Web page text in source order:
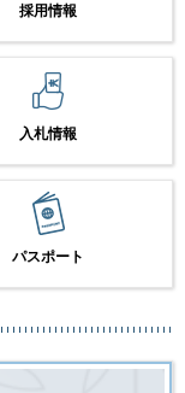
採用情報
入札情報
パスポート